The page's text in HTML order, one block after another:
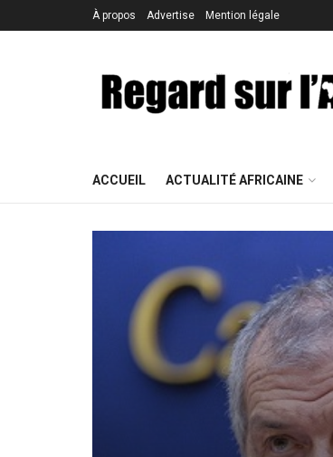
À propos Advertise Mention légale
ACCUEIL ACTUALITÉ AFRICAINE